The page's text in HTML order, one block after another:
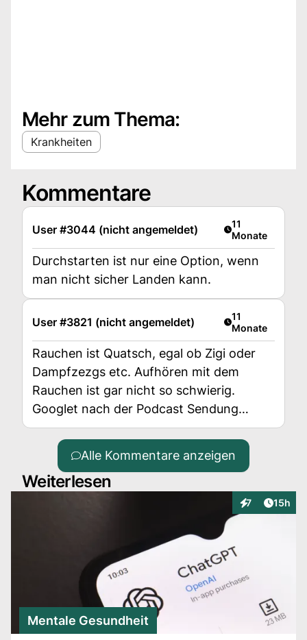
Mehr zum Thema:
Krankheiten
Kommentare
User #3044 (nicht angemeldet) Artikel
11
Monate
Durchstarten ist nur eine Option, wenn
man nicht sicher Landen kann.
User #3821 (nicht angemeldet) Artikel
11
Monate
Rauchen ist Quatsch, egal ob Zigi oder
Dampfzezgs etc. Aufhören mit dem
Rauchen ist gar nicht so schwierig.
Googlet nach der Podcast Sendung
,Nichtraucher Bluemoon‘. Ein Rhetorik
Coach und ex Raucher erklärt wie es
geht. Bei mir hat es funktioniert, seit 3
Jahren Nichtraucher, ohne Ausnahme.
Alle Kommentare anzeigen
Weiterlesen
7
Interaktionen
Artikel
15h
Mentale Gesundheit